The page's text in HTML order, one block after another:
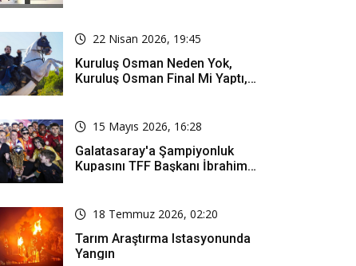
22 Nisan 2026, 19:45
Kuruluş Osman Neden Yok,
Kuruluş Osman Final Mi Yaptı,
Zaman Yayınlanacak?
15 Mayıs 2026, 16:28
Galatasaray'a Şampiyonluk
Kupasını TFF Başkanı İbrahim
18 Temmuz 2026, 02:20
Tarım Araştırma Istasyonunda
Yangın